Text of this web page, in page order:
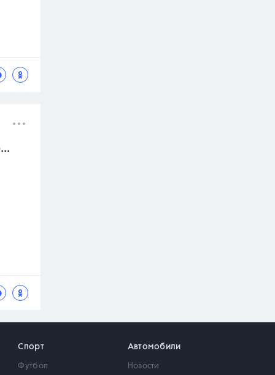
Спорт
Футбол
Автомобили
Новости